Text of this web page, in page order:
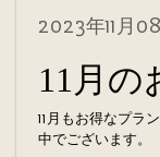
2023年11月
11月の
11月もお得なプラ
中でございます。